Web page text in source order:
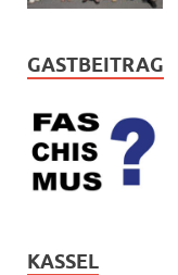
GASTBEITRAG
KASSEL